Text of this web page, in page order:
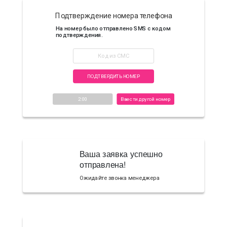
Подтверждение номера телефона
На номербыло отправлено SMS с кодом
подтверждения.
ПОДТВЕРДИТЬ НОМЕР
2:00 Ввести другой номер
Ваша заявка успешно
отправлена!
Ожидайте звонка менеджера